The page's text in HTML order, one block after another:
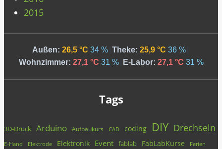
2015
Außen: 26,5 °C 34 % Theke: 25,9 °C 36 %
Wohnzimmer: 27,1 °C 31 % E-Labor: 27,1 °C 31 %
Tags
3D-Druck Arduino Aufbaukurs CAD coding DIY Drechseln
E-Hand Elektrode Elektronik Event fablab FabLabKurse Ferien